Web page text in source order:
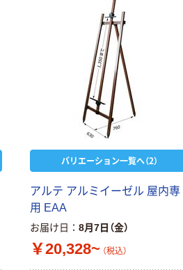
バリエーション一覧へ（2）
アルテ アルミイーゼル 屋内専
用 EAA
お届け日 8月7日（金）
￥20,328~ （税込）